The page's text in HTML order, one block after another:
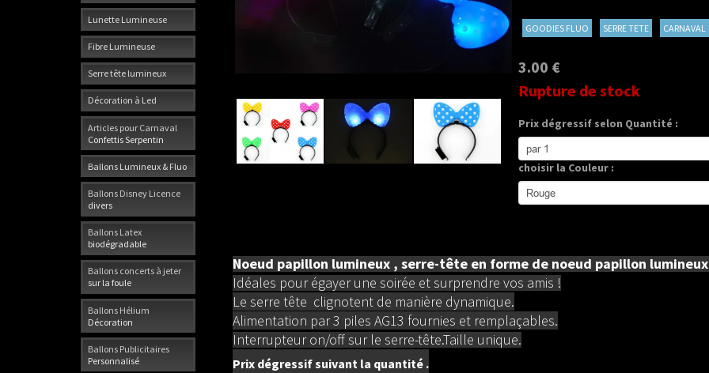
Lunette Lumineuse
Fibre Lumineuse
Serre tête lumineux
Décoration à Led
Articles pour Carnaval
Confettis Serpentin
Ballons Lumineux & Fluo
Ballons Disney Licence
divers
Ballons Latex
biodégradable
Ballons concerts à jeter
sur la foule
Ballons Hélium
Décoration
Ballons Publicitaires
Personnalisé
GOODIES FLUO SERRE TETE CARNAVAL
3.00 €
Rupture de stock
Prix dégressif selon Quantité :
choisir la Couleur :
Noeud papillon lumineux , serre-tête en forme de noeud papillon lumineux
Idéales pour égayer une soirée et surprendre vos amis !
Le serre tête clignotent de manière dynamique.
Alimentation par 3 piles AG13 fournies et remplaçables.
Interrupteur on/off sur le serre-tête.Taille unique.
Prix dégressif suivant la quantité .